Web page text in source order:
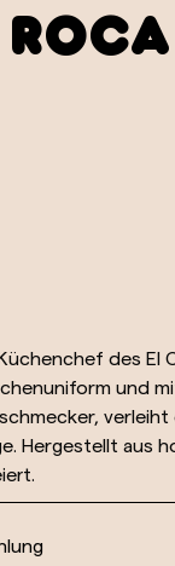
des El
und
Hergestellt aus